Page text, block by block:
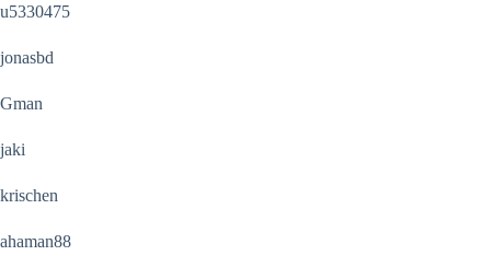
u5330475
jonasbd
Gman
jaki
krischen
ahaman88